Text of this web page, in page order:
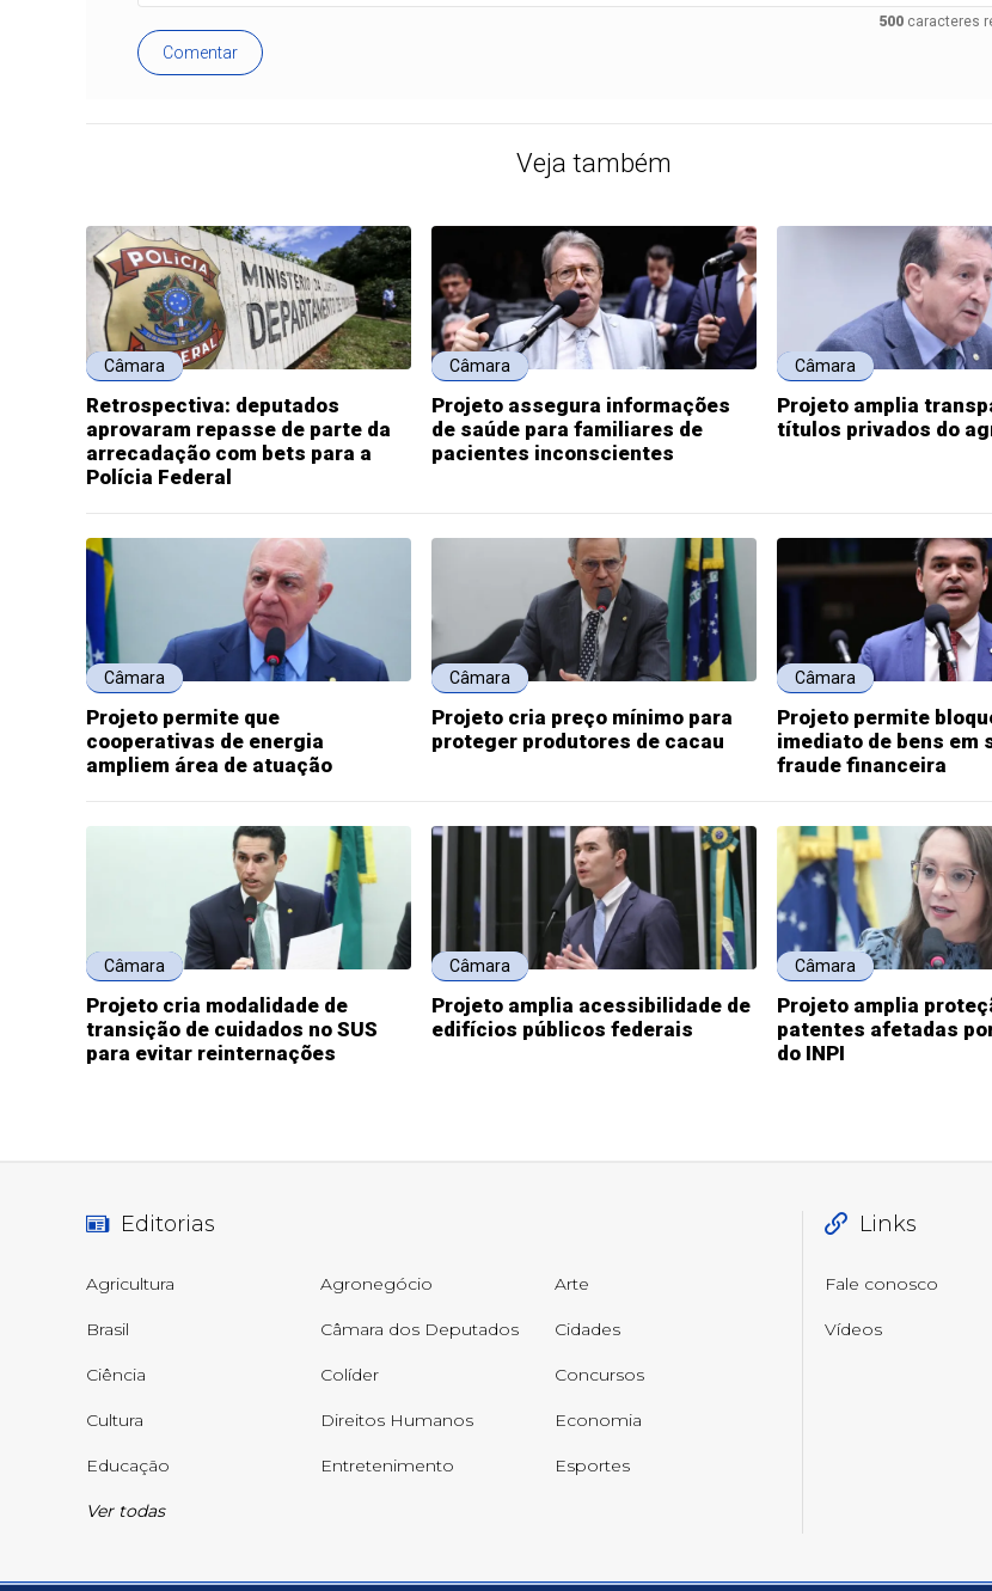
500caracteres
Comentar
Veja também
Câmara
Retrospectiva: deputados
aprovaram repasse de parte da
arrecadação com bets para a
Polícia Federal
Câmara
Projeto assegura informações
de saúde para familiares de
pacientes inconscientes
Câmara
Projeto amplia
títulos privados do
Câmara
Projeto permite que
cooperativas de energia
ampliem área de atuação
Câmara
Projeto cria preço mínimo para
proteger produtores de cacau
Câmara
Projeto permite
imediato de bens em
fraude financeira
Câmara
Projeto cria modalidade de
transição de cuidados no SUS
para evitar reinternações
Câmara
Projeto amplia acessibilidade de
edifícios públicos federais
Câmara
Projeto amplia
patentes afetadas
do INPI
Editorias
Agricultura Agronegócio Arte
Brasil Câmara dos Deputados Cidades
Ciência Colíder Concursos
Cultura Direitos Humanos Economia
Educação Entretenimento Esportes
Ver todas
Links
Fale conosco
Vídeos